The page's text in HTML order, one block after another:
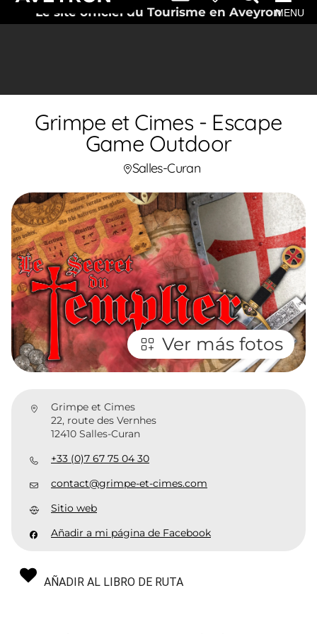
Le site officiel du Tourisme en AveyronMENU
Grimpe et Cimes - Escape
Game Outdoor
Salles-Curan
Ver más fotos
Grimpe et Cimes
22, route des Vernhes
12410 Salles-Curan
+33 (0)7 67 75 04 30
contact@grimpe-et-cimes.com
Sitio web
Añadir a mi página de Facebook
AÑADIR AL LIBRO DE RUTA